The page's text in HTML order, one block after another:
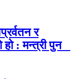
र
हो : मन्त्री पुन